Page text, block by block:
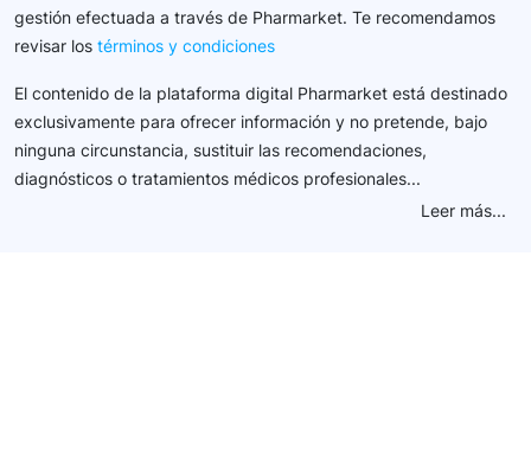
gestión efectuada a través de Pharmarket. Te recomendamos
revisar los términos y condiciones
El contenido de la plataforma digital Pharmarket está destinado
exclusivamente para ofrecer información y no pretende, bajo
ninguna circunstancia, sustituir las recomendaciones,
diagnósticos o tratamientos médicos profesionales...
Leer más...